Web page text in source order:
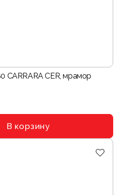
CARRARA CER, мрамор
В корзину